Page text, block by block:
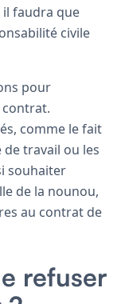
il faudra que
civile
pour
contrat.
comme le fait
travail ou les
souhaiter
de la nounou,
au contrat de
refuser